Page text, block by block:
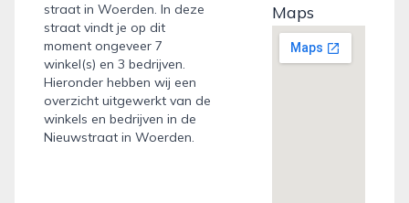
straat in Woerden. In deze
straat vindt je op dit
moment ongeveer 7
winkel(s) en 3 bedrijven.
Hieronder hebben wij een
overzicht uitgewerkt van de
winkels en bedrijven in de
Nieuwstraat in Woerden.
Maps